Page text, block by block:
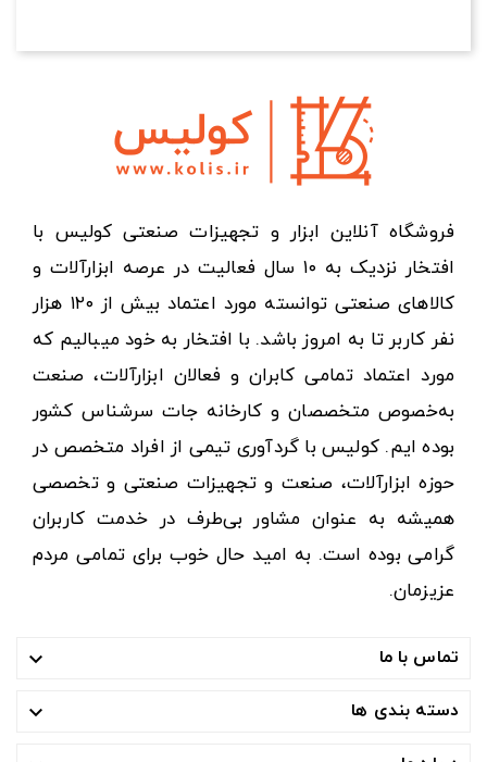
فروشگاه آنلاین ابزار و تجهیزات صنعتی کولیس با
افتخار نزدیک به ۱۰ سال فعالیت در عرصه ابزارآلات و
کالاهای صنعتی توانسته مورد اعتماد بیش از ۱۲۰ هزار
نفر کاربر تا به امروز باشد. با افتخار به خود میبالیم که
مورد اعتماد تمامی کابران و فعالان ابزارآلات، صنعت
به‌خصوص متخصصان و کارخانه جات سرشناس کشور
بوده ایم. کولیس با گردآوری تیمی از افراد متخصص در
حوزه ابزارآلات، صنعت و تجهیزات صنعتی و تخصصی
همیشه به عنوان مشاور بی‌طرف در خدمت کاربران
گرامی بوده است. به امید حال خوب برای تمامی مردم
عزیزمان.
تماس با ما 
دسته بندی ها 